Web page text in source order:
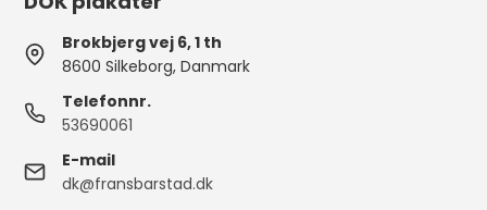
Brokbjerg vej 6, 1 th
8600 Silkeborg, Danmark
Telefonnr.
53690061
E-mail
dk@fransbarstad.dk